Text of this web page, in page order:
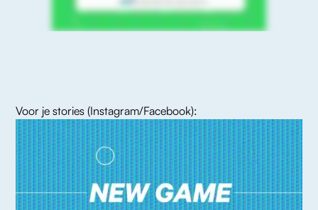
Voor je stories (Instagram/Facebook):